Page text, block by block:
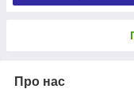
Про нас